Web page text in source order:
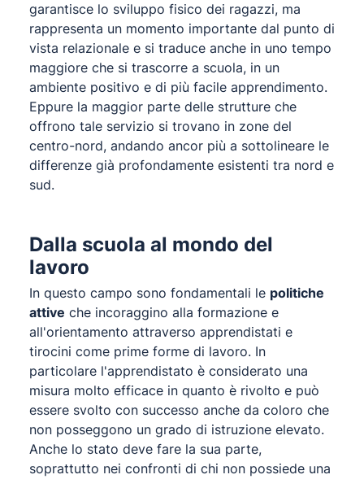
garantisce lo sviluppo fisico dei ragazzi, ma
rappresenta un momento importante dal punto di
vista relazionale e si traduce anche in uno tempo
maggiore che si trascorre a scuola, in un
ambiente positivo e di più facile apprendimento.
Eppure la maggior parte delle strutture che
offrono tale servizio si trovano in zone del
centro-nord, andando ancor più a sottolineare le
differenze già profondamente esistenti tra nord e
sud.
Dalla scuola al mondo del
lavoro
In questo campo sono fondamentali le politiche
attive che incoraggino alla formazione e
all'orientamento attraverso apprendistati e
tirocini come prime forme di lavoro. In
particolare l'apprendistato è considerato una
misura molto efficace in quanto è rivolto e può
essere svolto con successo anche da coloro che
non posseggono un grado di istruzione elevato.
Anche lo stato deve fare la sua parte,
soprattutto nei confronti di chi non possiede una